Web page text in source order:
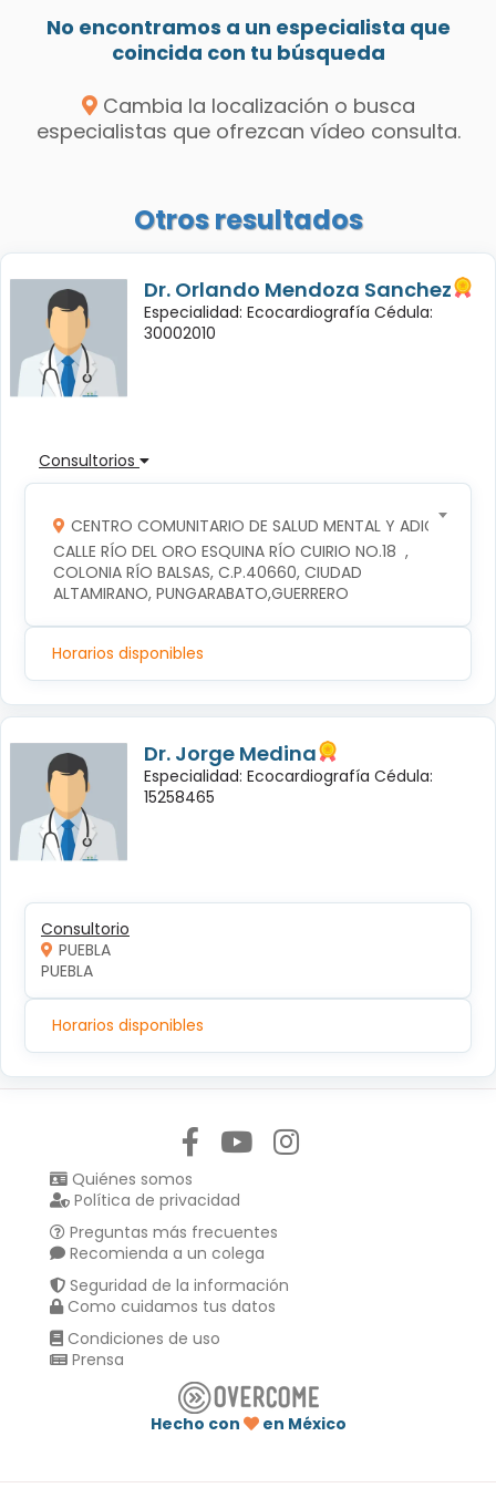
No encontramos a un especialista que
coincida con tu búsqueda
Cambia la localización o busca
especialistas que ofrezcan vídeo consulta.
Otros resultados
Dr. Orlando Mendoza Sanchez
Especialidad: Ecocardiografía Cédula:
30002010
Consultorios
CENTRO COMUNITARIO DE SALUD MENTAL Y
CALLE RÍO DEL ORO ESQUINA RÍO CUIRIO NO.18  ,
COLONIA RÍO BALSAS, C.P.40660, CIUDAD
ALTAMIRANO, PUNGARABATO,GUERRERO
Horarios disponibles
Dr. Jorge Medina
Especialidad: Ecocardiografía Cédula:
15258465
Consultorio
PUEBLA
PUEBLA
Horarios disponibles
Quiénes somos
Política de privacidad
Preguntas más frecuentes
Recomienda a un colega
Seguridad de la información
Como cuidamos tus datos
Condiciones de uso
Prensa
Hecho con
en México